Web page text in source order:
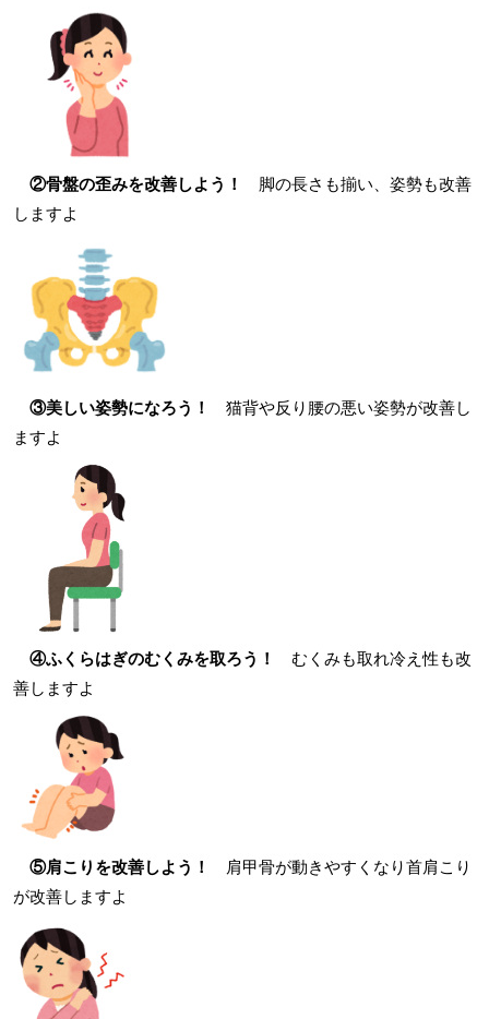
②骨盤の歪みを改善しよう！ 脚の長さも揃い、姿勢も改善
しますよ
③美しい姿勢になろう！ 猫背や反り腰の悪い姿勢が改善し
ますよ
④ふくらはぎのむくみを取ろう！ むくみも取れ冷え性も改
善しますよ
⑤肩こりを改善しよう！
肩甲骨が動きやすくなり首肩こり
が改善しますよ